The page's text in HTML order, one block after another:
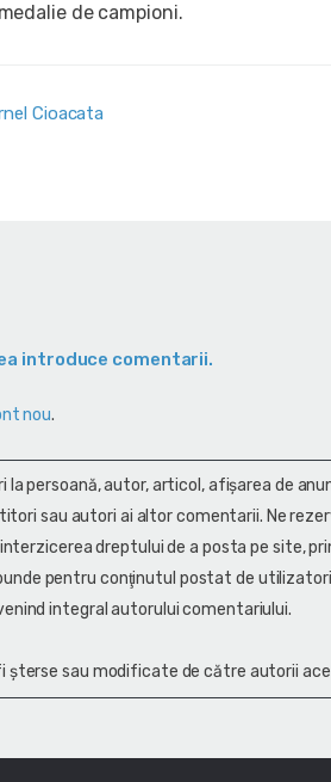
de campioni.
Cioacata
introduce comentarii.
nou.
persoană, autor, articol, afişarea de
sau autori ai altor comentarii. Ne
dreptului de a posta pe site,
pentru conţinutul postat de
integral autorului comentariului.
șterse sau modificate de către autorii